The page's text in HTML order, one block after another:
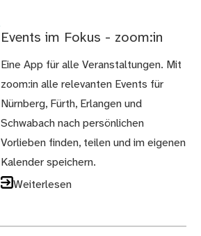
Events im Fokus - zoom:in
Eine App für alle Veranstaltungen. Mit
zoom:in alle relevanten Events für
Nürnberg, Fürth, Erlangen und
Schwabach nach persönlichen
Vorlieben finden, teilen und im eigenen
Kalender speichern.
Weiterlesen